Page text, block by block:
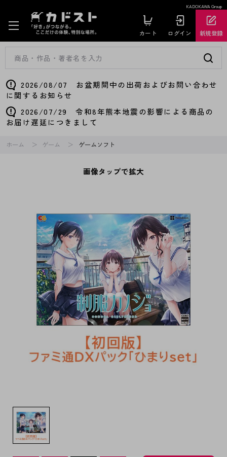
KADOKAWA Group
カート ログイン 新規登録
2026/08/07 お盆期間中の出荷およびお問い合わせ
に関するお知らせ
2026/07/29 令和8年熊本地震の影響による商品の
お届け遅延につきまして
ホーム ゲーム ゲームソフト
画像タップで拡大